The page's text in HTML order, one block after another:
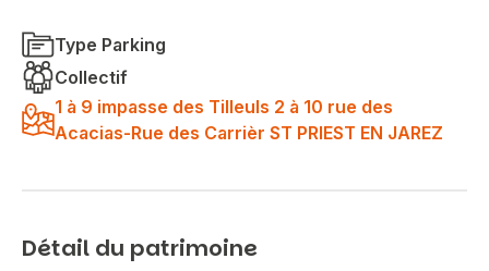
Type Parking
Collectif
1 à 9 impasse des Tilleuls 2 à 10 rue des
Acacias-Rue des Carrièr ST PRIEST EN JAREZ
Détail du patrimoine